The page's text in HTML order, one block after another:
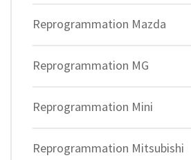
Reprogrammation Mazda
Reprogrammation MG
Reprogrammation Mini
Reprogrammation Mitsubishi